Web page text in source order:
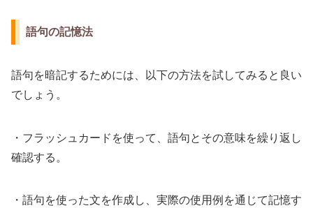
語句の記憶法
語句を暗記するためには、以下の方法を試してみると良い
でしょう。
・フラッシュカードを使って、語句とその意味を繰り返し
確認する。
・語句を使った文を作成し、実際の使用例を通じて記憶す